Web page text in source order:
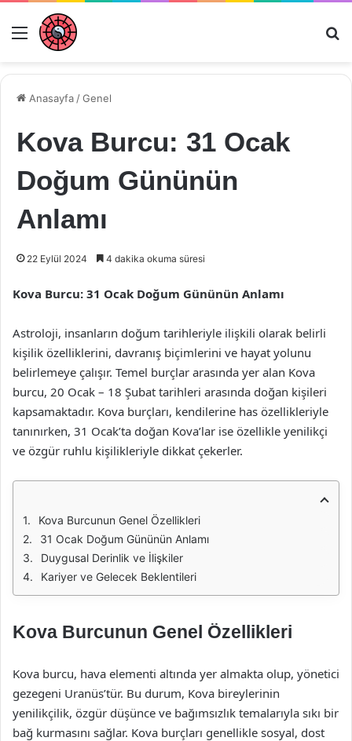
Menü
Anasayfa /Genel
Kova Burcu: 31 Ocak
Doğum Gününün
Anlamı
22 Eylül 2024 4 dakika okuma süresi
Kova Burcu: 31 Ocak Doğum Gününün Anlamı
Astroloji, insanların doğum tarihleriyle ilişkili olarak belirli
kişilik özelliklerini, davranış biçimlerini ve hayat yolunu
belirlemeye çalışır. Temel burçlar arasında yer alan Kova
burcu, 20 Ocak – 18 Şubat tarihleri arasında doğan kişileri
kapsamaktadır. Kova burçları, kendilerine has özellikleriyle
tanınırken, 31 Ocak’ta doğan Kova’lar ise özellikle yenilikçi
ve özgür ruhlu kişilikleriyle dikkat çekerler.
Kova Burcunun Genel Özellikleri
31 Ocak Doğum Gününün Anlamı
Duygusal Derinlik ve İlişkiler
Kariyer ve Gelecek Beklentileri
Kova Burcunun Genel Özellikleri
Kova burcu, hava elementi altında yer almakta olup, yönetici
gezegeni Uranüs’tür. Bu durum, Kova bireylerinin
yenilikçilik, özgür düşünce ve bağımsızlık temalarıyla sıkı bir
bağ kurmasını sağlar. Kova burçları genellikle sosyal, dost